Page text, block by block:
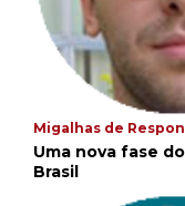
Migalhas de
Uma nova fase
Brasil